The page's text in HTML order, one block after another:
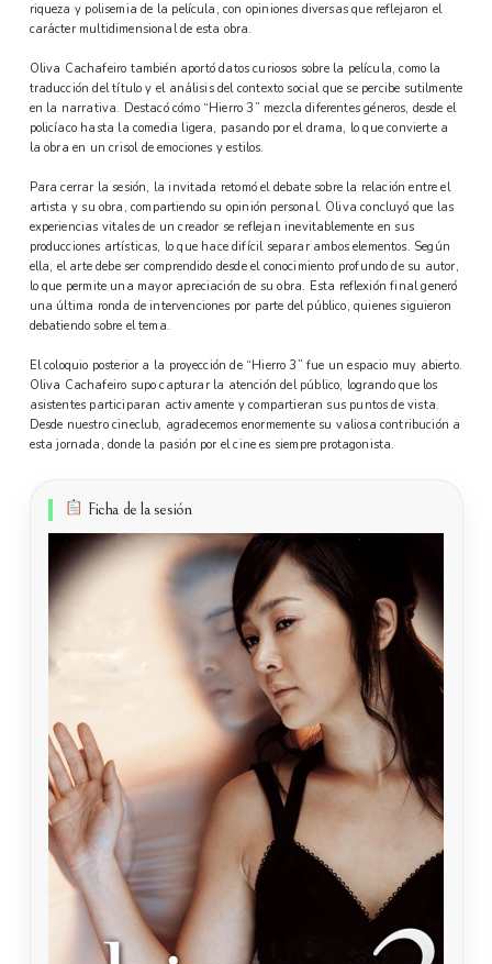
riqueza y polisemia de la película, con opiniones diversas que reflejaron el
carácter multidimensional de esta obra.
Oliva Cachafeiro también aportó datos curiosos sobre la película, como la
traducción del título y el análisis del contexto social que se percibe sutilmente
en la narrativa. Destacó cómo “Hierro 3” mezcla diferentes géneros, desde el
policíaco hasta la comedia ligera, pasando por el drama, lo que convierte a
la obra en un crisol de emociones y estilos.
Para cerrar la sesión, la invitada retomó el debate sobre la relación entre el
artista y su obra, compartiendo su opinión personal. Oliva concluyó que las
experiencias vitales de un creador se reflejan inevitablemente en sus
producciones artísticas, lo que hace difícil separar ambos elementos. Según
ella, el arte debe ser comprendido desde el conocimiento profundo de su autor,
lo que permite una mayor apreciación de su obra. Esta reflexión final generó
una última ronda de intervenciones por parte del público, quienes siguieron
debatiendo sobre el tema.
El coloquio posterior a la proyección de “Hierro 3” fue un espacio muy abierto.
Oliva Cachafeiro supo capturar la atención del público, logrando que los
asistentes participaran activamente y compartieran sus puntos de vista.
Desde nuestro cineclub, agradecemos enormemente su valiosa contribución a
esta jornada, donde la pasión por el cine es siempre protagonista.
Ficha de la sesión